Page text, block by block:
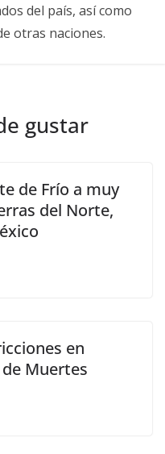
del país, así como
otras naciones.
gustar
de Frío a muy
del Norte,
en
Muertes